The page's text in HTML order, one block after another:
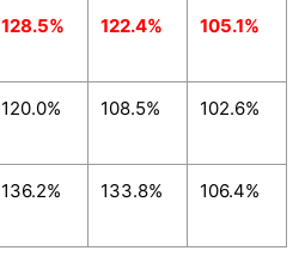
128.5% 122.4% 105.1%
120.0% 108.5% 102.6%
136.2% 133.8% 106.4%